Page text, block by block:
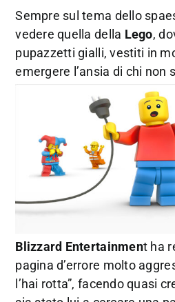
Sempre sul tema dello
vedere quella della Lego,
pupazzetti gialli, vestiti in
emergere l’ansia di chi non
Blizzard Entertainment ha
pagina d’errore molto
l’hai rotta”, facendo quasi